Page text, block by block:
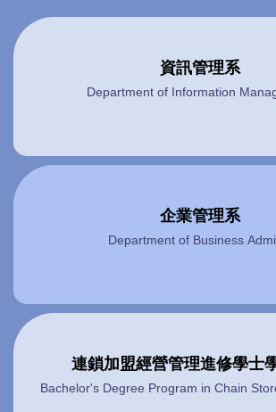
資訊管理系
Department of Information
企業管理系
Department of Business
連鎖加盟經營管理進修學士
Bachelor's Degree Program in Chain